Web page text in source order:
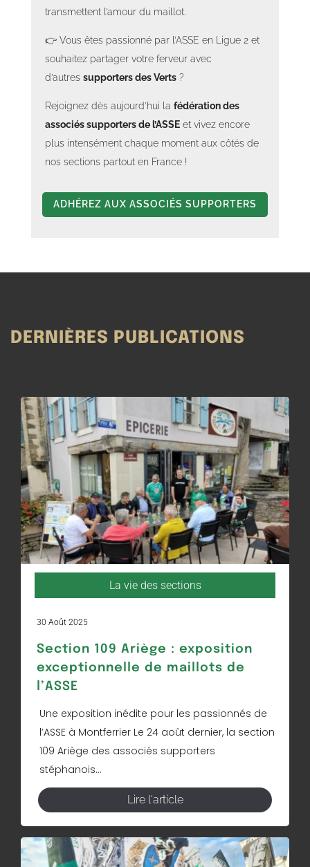
transmettent l’amour du maillot.
👉 Vous êtes passionné par l’ASSE en Ligue 2 et
souhaitez partager votre ferveur avec
d’autres supporters des Verts ?
Rejoignez dès aujourd’hui la fédération des
associés supporters de l’ASSE et vivez encore
plus intensément chaque moment aux côtés de
nos sections partout en France !
ADHÉREZ AUX ASSOCIÉS SUPPORTERS
DERNIÈRES PUBLICATIONS
La vie des sections
30 Août 2025
Section 109 Ariège : exposition
exceptionnelle de maillots de
l’ASSE
Une exposition inédite pour les passionnés de
l’ASSE à Montferrier Le 24 août dernier, la section
109 Ariège des associés supporters
stéphanois...
Lire l'article